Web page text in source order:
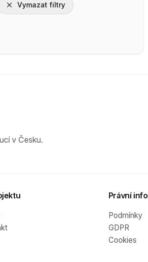
Vymazat filtry
v Česku.
Právní info
Podmínky
GDPR
Cookies